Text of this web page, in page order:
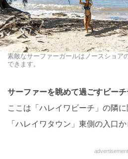
素敵なサーファーガールはノースショア
できます。
サーファーを眺めて過ごすビー
ここは「ハレイワビーチ」の隣に
「ハレイワタウン」東側の入口
advertisement